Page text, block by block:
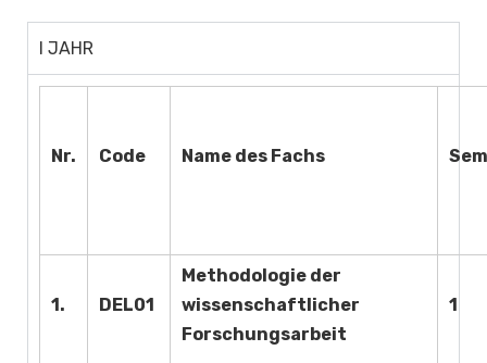
I JAHR
Nr. Code Name des Fachs
1. DEL01
Methodologie der
wissenschaftlicher
Forschungsarbeit
1